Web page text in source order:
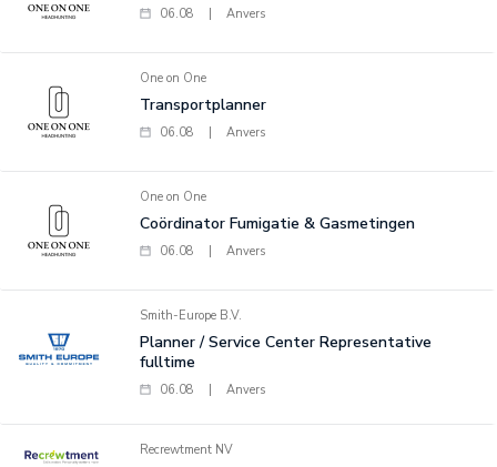
06.08 Anvers
One on One
Transportplanner
06.08 Anvers
One on One
Coördinator Fumigatie & Gasmetingen
06.08 Anvers
Smith-Europe B.V.
Planner / Service Center Representative
fulltime
06.08 Anvers
Recrewtment NV